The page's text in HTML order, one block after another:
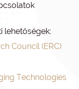
lehetőségek:
Council (ERC)
Technologies